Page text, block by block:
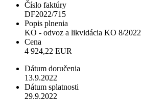
Číslo faktúry
DF2022/715
Popis plnenia
KO - odvoz a likvidácia KO 8/2022
Cena
4 924,22 EUR
Dátum doručenia
13.9.2022
Dátum splatnosti
29.9.2022